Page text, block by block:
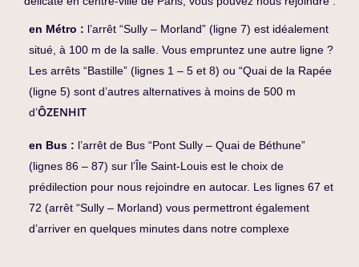
en Métro : l’arrêt “Sully – Morland” (ligne 7) est idéalement
situé, à 100 m de la salle. Vous empruntez une autre ligne ?
Les arrêts “Bastille” (lignes 1 – 5 et 8) ou “Quai de la Rapée
(ligne 5) sont d’autres alternatives à moins de 500 m
d’ÔZENHIT
en Bus : l’arrêt de Bus “Pont Sully – Quai de Béthune”
(lignes 86 – 87) sur l’Île Saint-Louis est le choix de
prédilection pour nous rejoindre en autocar. Les lignes 67 et
72 (arrêt “Sully – Morland) vous permettront également
d’arriver en quelques minutes dans notre complexe